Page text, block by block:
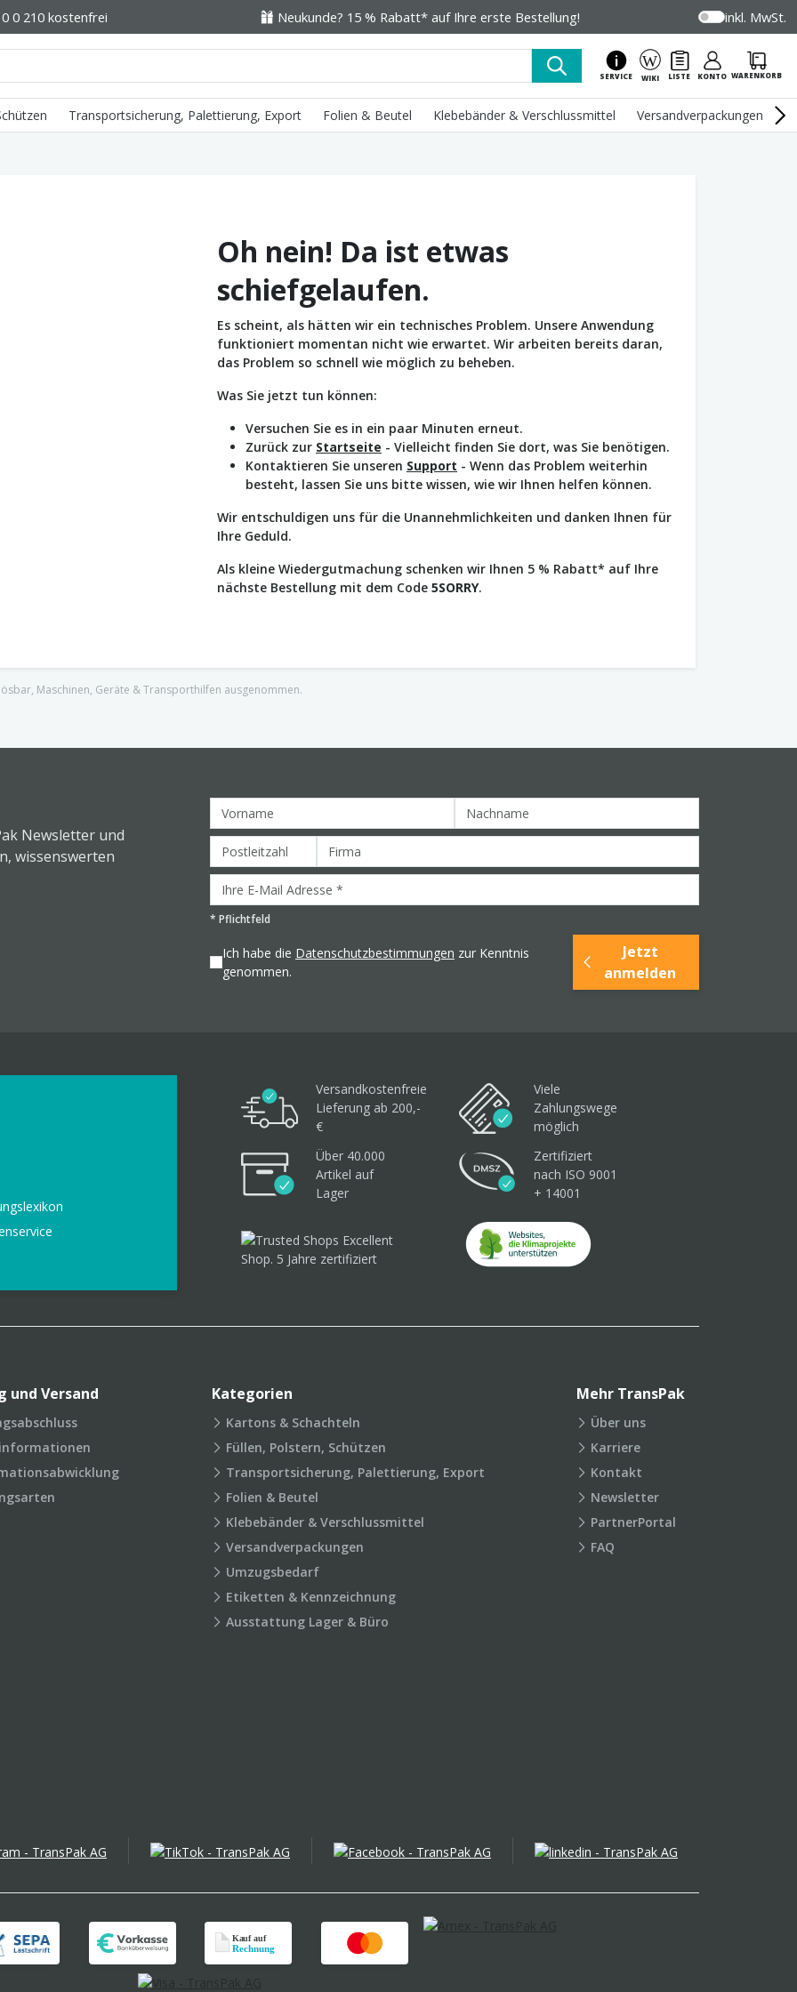
0 210 kostenfrei Neukunde? 15 % Rabatt* auf Ihre erste Bestellung! inkl. MwSt.
SERVICE WIKI LISTE KONTO WARENKORB
Transportsicherung, Palettierung, Export Folien & Beutel Klebebänder & Verschlussmittel Versandverpackungen
Oh nein! Da ist etwas
schiefgelaufen.
Es scheint, als hätten wir ein technisches Problem. Unsere Anwendung
funktioniert momentan nicht wie erwartet. Wir arbeiten bereits daran,
das Problem so schnell wie möglich zu beheben.
Was Sie jetzt tun können:
Versuchen Sie es in ein paar Minuten erneut.
Zurück zur Startseite - Vielleicht finden Sie dort, was Sie benötigen.
Kontaktieren Sie unseren Support - Wenn das Problem weiterhin
besteht, lassen Sie uns bitte wissen, wie wir Ihnen helfen können.
Wir entschuldigen uns für die Unannehmlichkeiten und danken Ihnen für
Ihre Geduld.
Als kleine Wiedergutmachung schenken wir Ihnen 5 % Rabatt* auf Ihre
nächste Bestellung mit dem Code 5SORRY.
Maschinen, Geräte & Transporthilfen ausgenommen.
Newsletter und
wissenswerten
* Pflichtfeld
Ich habe die Datenschutzbestimmungen zur Kenntnis
genommen.
Jetzt
anmelden
Versandkostenfreie
Lieferung ab 200,-
€
Viele
Zahlungswege
möglich
Über 40.000
Artikel auf
Lager
Zertifiziert
nach ISO 9001
+ 14001
und Versand Kategorien
Kartons & Schachteln
Füllen, Polstern, Schützen
Transportsicherung, Palettierung, Export
Folien & Beutel
Klebebänder & Verschlussmittel
Versandverpackungen
Umzugsbedarf
Etiketten & Kennzeichnung
Ausstattung Lager & Büro
Mehr TransPak
Über uns
Karriere
Kontakt
Newsletter
PartnerPortal
FAQ